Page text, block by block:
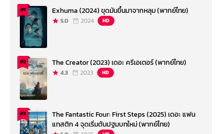
#1 Exhuma (2024) ขุดมันขึ้นมาจากหลุม (พากย์ไทย)
5.0 2024 HD
#2 The Creator (2023) เดอะ ครีเอเตอร์ (พากย์ไทย)
4.3 2023 HD
#3
The Fantastic Four: First Steps (2025) เดอะ แฟน
แทสติก 4 จุดเริ่มต้นปฐมบทใหม่ (พากย์ไทย)